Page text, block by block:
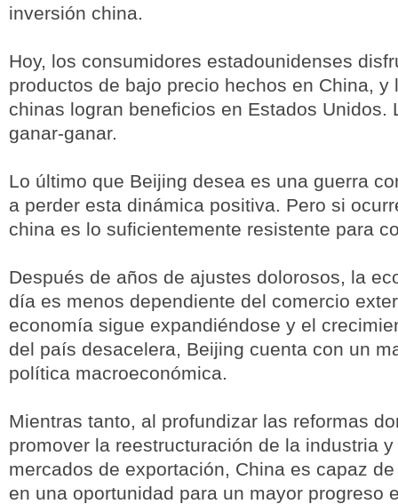
inversión china.
Hoy, los consumidores estadounidenses
productos de bajo precio hechos en China, y
chinas logran beneficios en Estados Unidos.
ganar-ganar.
Lo último que Beijing desea es una guerra
a perder esta dinámica positiva. Pero si
china es lo suficientemente resistente para
Después de años de ajustes dolorosos, la
día es menos dependiente del comercio
economía sigue expandiéndose y el
del país desacelera, Beijing cuenta con un
política macroeconómica.
Mientras tanto, al profundizar las reformas
promover la reestructuración de la industria
mercados de exportación, China es capaz
en una oportunidad para un mayor progreso